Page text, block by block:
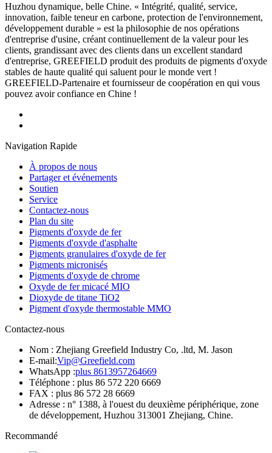
Huzhou dynamique, belle Chine. « Intégrité, qualité, service,
innovation, faible teneur en carbone, protection de l'environnement,
développement durable » est la philosophie de nos opérations
d'entreprise d'usine, créant continuellement de la valeur pour les
clients, grandissant avec des clients dans un excellent standard
d'entreprise, GREEFIELD produit des produits de pigments d'oxyde
stables de haute qualité qui saluent pour le monde vert !
GREEFIELD-Partenaire et fournisseur de coopération en qui vous
pouvez avoir confiance en Chine !
Navigation Rapide
À propos de nous
Partager et événements
Soutien
Service
Contactez-nous
Plan du site
Pigments d'oxyde de fer
Pigments d'oxyde d'asphalte
Pigments granulaires d'oxyde de fer
Pigments micronisés
Pigments d'oxyde de chrome
Oxyde de fer micacé MIO
Dioxyde de titane TiO2
Pigment d'oxyde thermostable MMO
Contactez-nous
Nom : Zhejiang Greefield Industry Co, .ltd, M. Jason
E-mail:Vip@Greefield.com
WhatsApp :plus 8613957264669
Téléphone : plus 86 572 220 6669
FAX : plus 86 572 28 6669
Adresse : n° 1388, à l'ouest du deuxième périphérique, zone
de développement, Huzhou 313001 Zhejiang, Chine.
Recommandé